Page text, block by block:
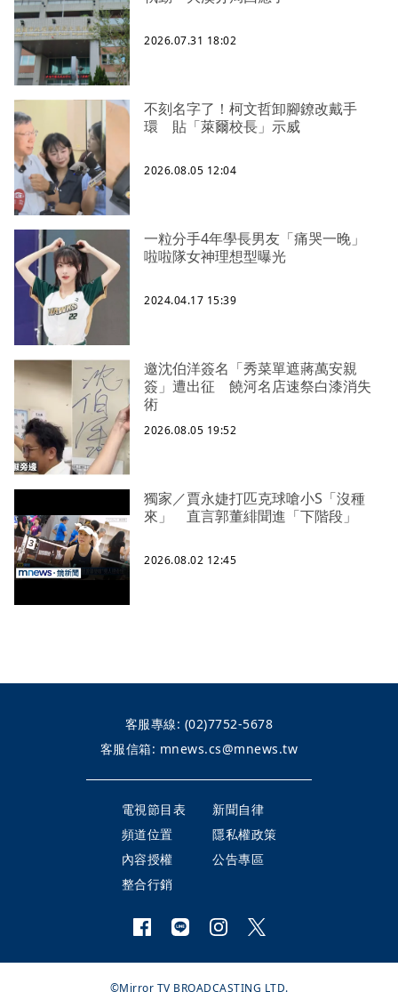
2026.07.31 18:02
不刻名字了！柯文哲卸腳鐐改戴手
環 貼「萊爾校長」示威
2026.08.05 12:04
一粒分手4年學長男友「痛哭一晚」
啦啦隊女神理想型曝光
2024.04.17 15:39
邀沈伯洋簽名「秀菜單遮蔣萬安親
簽」遭出征 饒河名店速祭白漆消失
術
2026.08.05 19:52
獨家／賈永婕打匹克球嗆小S「沒種
來」 直言郭董緋聞進「下階段」
2026.08.02 12:45
客服專線: (02)7752-5678
客服信箱: mnews.cs@mnews.tw
電視節目表
新聞自律
頻道位置
隱私權政策
內容授權
公告專區
整合行銷
©Mirror TV BROADCASTING LTD.